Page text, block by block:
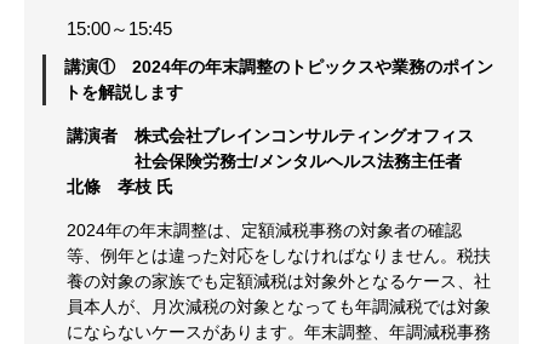
15:00～15:45
講演① 2024年の年末調整のトピックスや業務のポイン
トを解説します
講演者 株式会社ブレインコンサルティングオフィス
社会保険労務士/メンタルヘルス法務主任者
北條 孝枝 氏
2024年の年末調整は、定額減税事務の対象者の確認
等、例年とは違った対応をしなければなりません。税扶
養の対象の家族でも定額減税は対象外となるケース、社
員本人が、月次減税の対象となっても年調減税では対象
にならないケースがあります。年末調整、年調減税事務